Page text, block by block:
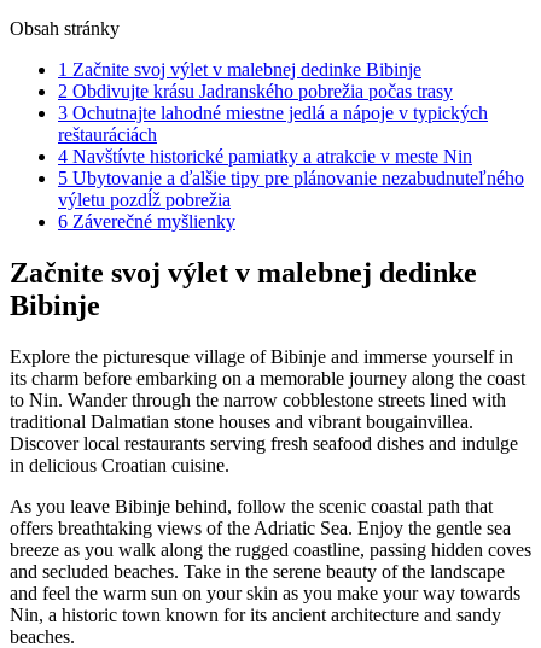
Obsah stránky
1 Začnite svoj výlet v malebnej dedinke Bibinje
2 Obdivujte krásu Jadranského pobrežia počas trasy
3 Ochutnajte lahodné miestne jedlá a nápoje v typických
reštauráciách
4 Navštívte historické pamiatky a atrakcie v meste Nin
5 Ubytovanie a ďalšie tipy pre plánovanie nezabudnuteľného
výletu pozdĺž pobrežia
6 Záverečné myšlienky
Začnite svoj výlet v malebnej dedinke
Bibinje
Explore the picturesque village of Bibinje and immerse yourself in
its charm before embarking on a memorable journey along the coast
to Nin. Wander through the narrow cobblestone streets lined with
traditional Dalmatian stone houses and vibrant bougainvillea.
Discover local restaurants serving fresh seafood dishes and indulge
in delicious Croatian cuisine.
As you leave Bibinje behind, follow the scenic coastal path that
offers breathtaking views of the Adriatic Sea. Enjoy the gentle sea
breeze as you walk along the rugged coastline, passing hidden coves
and secluded beaches. Take in the serene beauty of the landscape
and feel the warm sun on your skin as you make your way towards
Nin, a historic town known for its ancient architecture and sandy
beaches.